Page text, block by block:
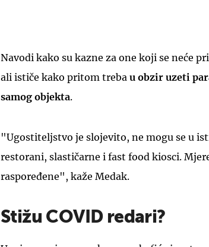
Navodi kako su kazne za one koji se neće
ali ističe kako pritom treba u obzir uzeti
samog objekta.
"Ugostiteljstvo je slojevito, ne mogu se u
restorani, slastičarne i fast food kiosci.
raspoređene", kaže Medak.
Stižu COVID redari?